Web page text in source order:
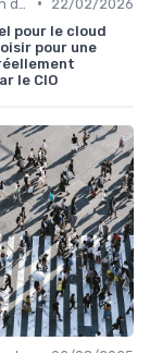
22/02/2026
pour le cloud
pour une
le CIO